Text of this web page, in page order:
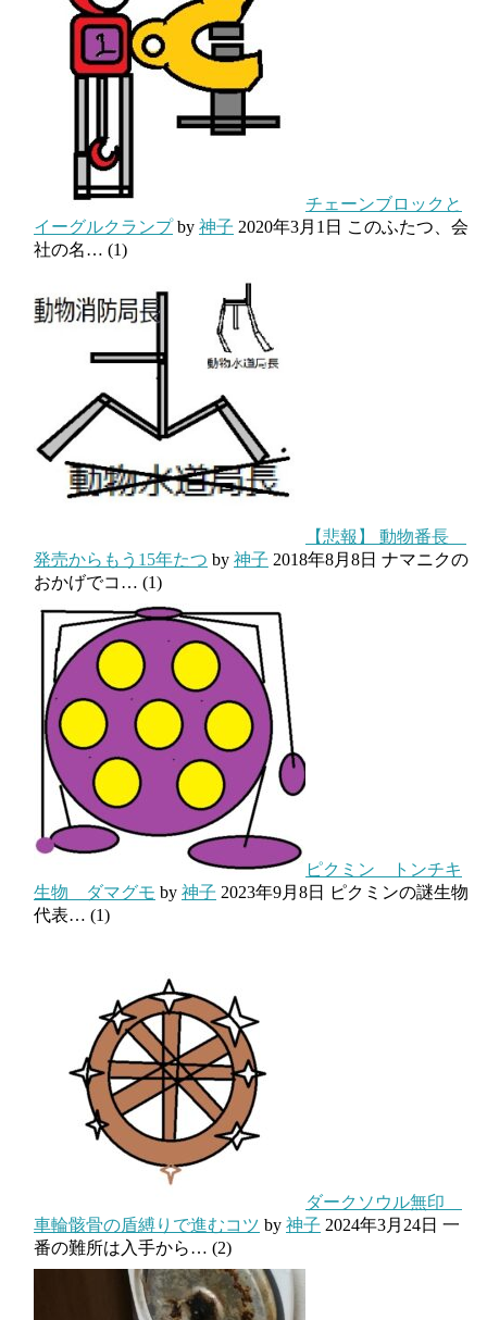
チェーンブロックと
イーグルクランプby 神子 2020年3月1日 このふたつ、会
社の名… (1)
【悲報】 動物番長
発売からもう15年たつ by 神子 2018年8月8日 ナマニクの
おかげでコ… (1)
ピクミン トンチキ
生物 ダマグモ by 神子 2023年9月8日
ピクミンの謎生物
代表… (1)
ダークソウル無印
車輪骸骨の盾縛りで進むコツ by 神子 2024年3月24日 一
番の難所は入手から… (2)